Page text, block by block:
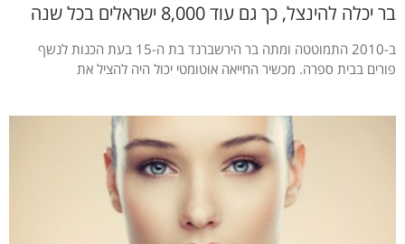
בר יכלה להינצל, כך גם עוד 8,000 ישראלים בכל שנה
ב-2010 התמוטטה ומתה בר הירשברנד בת ה-15 בעת הכנות לנשף
פורים בבית ספרה. מכשיר החייאה אוטומטי יכול היה להציל את